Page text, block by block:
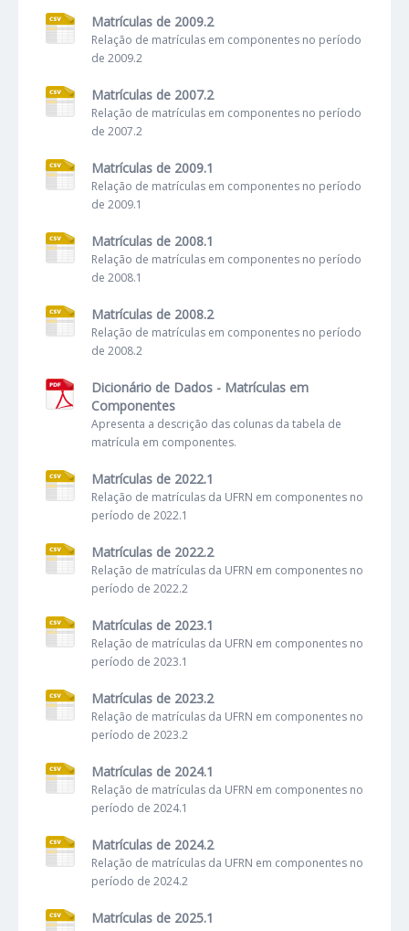
Matrículas de 2009.2
Relação de matrículas em componentes no período
de 2009.2
Matrículas de 2007.2
Relação de matrículas em componentes no período
de 2007.2
Matrículas de 2009.1
Relação de matrículas em componentes no período
de 2009.1
Matrículas de 2008.1
Relação de matrículas em componentes no período
de 2008.1
Matrículas de 2008.2
Relação de matrículas em componentes no período
de 2008.2
Dicionário de Dados - Matrículas em
Componentes
Apresenta a descrição das colunas da tabela de
matrícula em componentes.
Matrículas de 2022.1
Relação de matrículas da UFRN em componentes no
período de 2022.1
Matrículas de 2022.2
Relação de matrículas da UFRN em componentes no
período de 2022.2
Matrículas de 2023.1
Relação de matrículas da UFRN em componentes no
período de 2023.1
Matrículas de 2023.2
Relação de matrículas da UFRN em componentes no
período de 2023.2
Matrículas de 2024.1
Relação de matrículas da UFRN em componentes no
período de 2024.1
Matrículas de 2024.2
Relação de matrículas da UFRN em componentes no
período de 2024.2
Matrículas de 2025.1